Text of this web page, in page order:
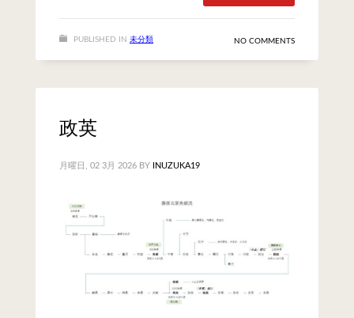
PUBLISHED IN 未分類 NO COMMENTS
政英
月曜日, 02 3月 2026 BY INUZUKA19